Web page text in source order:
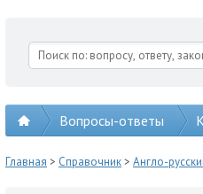
Вопросы-ответы
Главная > Справочник> Англо-